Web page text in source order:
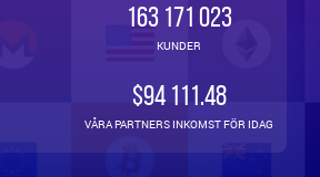
163 171 023
KUNDER
$94 111.48
VÅRA PARTNERS INKOMST FÖR IDAG